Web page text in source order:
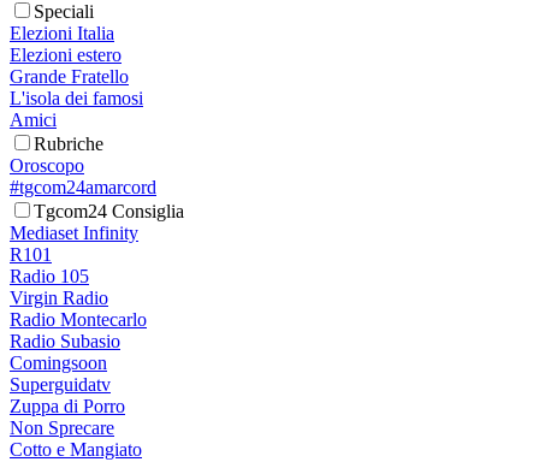
Speciali
Elezioni Italia
Elezioni estero
Grande Fratello
L'isola dei famosi
Amici
Rubriche
Oroscopo
#tgcom24amarcord
Tgcom24 Consiglia
Mediaset Infinity
R101
Radio 105
Virgin Radio
Radio Montecarlo
Radio Subasio
Comingsoon
Superguidatv
Zuppa di Porro
Non Sprecare
Cotto e Mangiato